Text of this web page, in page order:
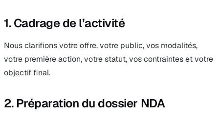
1. Cadrage de l’activité
Nous clarifions votre offre, votre public, vos modalités,
votre première action, votre statut, vos contraintes et votre
objectif final.
2. Préparation du dossier NDA